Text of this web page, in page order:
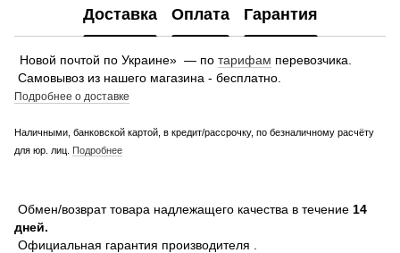
Доставка Оплата Гарантия
Новой почтой по Украине» — по тарифам перевозчика.
Самовывоз из нашего магазина - бесплатно.
Подробнее о доставке
Наличными, банковской картой, в кредит/рассрочку, по безналичному расчёту
для юр. лиц. Подробнее
Обмен/возврат товара надлежащего качества в течение 14
дней.
Официальная гарантия производителя .